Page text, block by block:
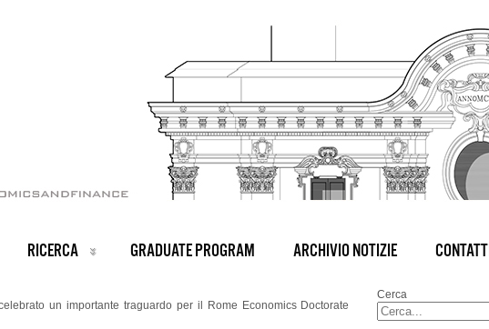
RICERCA GRADUATE PROGRAM ARCHIVIO NOTIZIE CONTATTI
un importante traguardo per il Rome Economics Doctorate
Cerca